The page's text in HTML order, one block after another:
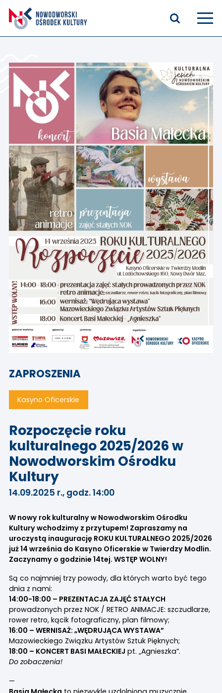
Kasyno Oficerskie
Zajęcia stałe
Kontakt
O nas
ZAPROSZENIA
Kasyno Oficerskie
Rozpoczęcie roku
kulturalnego 2025/2026 w
Nowodworskim Ośrodku
Kultury
14.09.2025 r., godz. 14:00
W nowy rok kulturalny w Nowodworskim Ośrodku
Kultury wchodzimy z przytupem! Zapraszamy na
uroczystą inaugurację ROKU KULTURALNEGO 2025/2026
już 14 września do Kasyno Oficerskie w Twierdzy Modlin.
Zaczynamy o godzinie 14tej. WSTĘP WOLNY!
Są co najmniej trzy powody, dla których warto być tego
dnia z nami:
14:00-18:00 – PREZENTACJA ZAJĘĆ STAŁYCH
prowadzonych przez NOK / RETRO ANIMACJE: szczudlarze,
rower retro, kącik fotograficzny, plan filmowy;
16:00 – WERNISAŻ: „WĘDRUJĄCA WYSTAWA”
Mazowieckiego Związku Artystów Sztuk Pięknych;
18:00 – KONCERT BASI MAŁECKIEJ pt. „Agnieszka”.
Do zobaczenia!
—